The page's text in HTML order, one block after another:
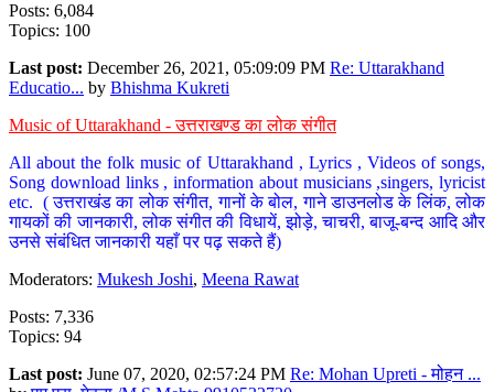
Posts: 6,084
Topics: 100
Last post: December 26, 2021, 05:09:09 PM Re: Uttarakhand
Educatio... by Bhishma Kukreti
Music of Uttarakhand - उत्तराखण्ड का लोक संगीत
All about the folk music of Uttarakhand , Lyrics , Videos of songs,
Song download links , information about musicians ,singers, lyricist
etc. ( उत्तराखंड का लोक संगीत, गानों के बोल, गाने डाउनलोड के लिंक, लोक
गायकों की जानकारी, लोक संगीत की विधायें, झोड़े, चाचरी, बाजू-बन्द आदि और
उनसे संबंधित जानकारी यहाँ पर पढ़ सकते हैं)
Moderators: Mukesh Joshi, Meena Rawat
Posts: 7,336
Topics: 94
Last post: June 07, 2020, 02:57:24 PM Re: Mohan Upreti - मोहन ...